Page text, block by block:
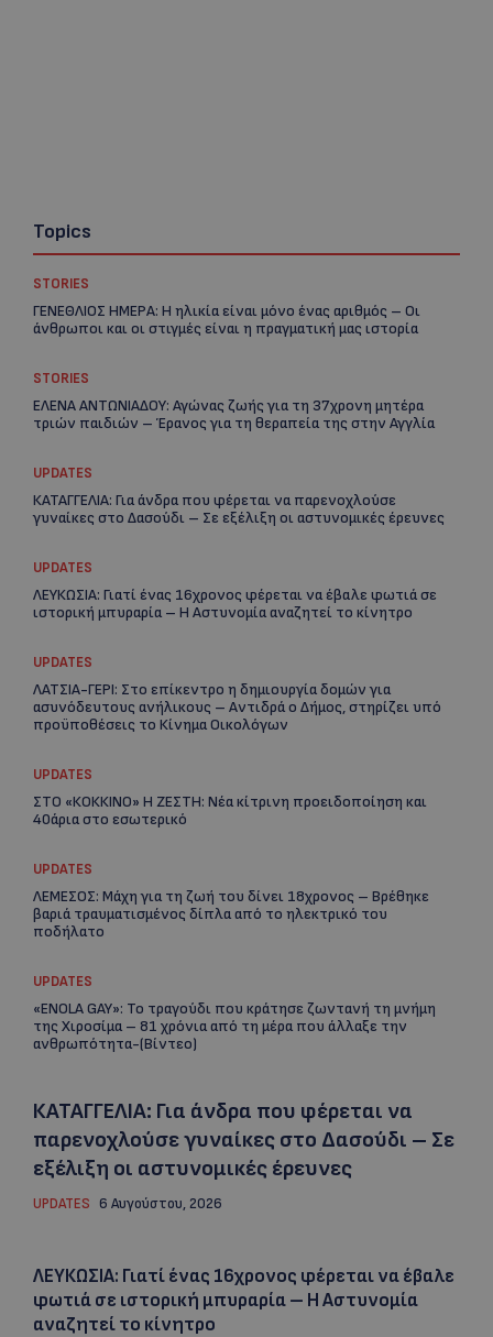
Topics
STORIES
ΓΕΝΕΘΛΙΟΣ ΗΜΕΡΑ: Η ηλικία είναι μόνο ένας αριθμός – Οι
άνθρωποι και οι στιγμές είναι η πραγματική μας ιστορία
STORIES
ΕΛΕΝΑ ΑΝΤΩΝΙΑΔΟΥ: Αγώνας ζωής για τη 37χρονη μητέρα
τριών παιδιών – Έρανος για τη θεραπεία της στην Αγγλία
UPDATES
ΚΑΤΑΓΓΕΛΙΑ: Για άνδρα που φέρεται να παρενοχλούσε
γυναίκες στο Δασούδι – Σε εξέλιξη οι αστυνομικές έρευνες
UPDATES
ΛΕΥΚΩΣΙΑ: Γιατί ένας 16χρονος φέρεται να έβαλε φωτιά σε
ιστορική μπυραρία – Η Αστυνομία αναζητεί το κίνητρο
UPDATES
ΛΑΤΣΙΑ-ΓΕΡΙ: Στο επίκεντρο η δημιουργία δομών για
ασυνόδευτους ανήλικους – Αντιδρά ο Δήμος, στηρίζει υπό
προϋποθέσεις το Κίνημα Οικολόγων
UPDATES
ΣΤΟ «ΚΟΚΚΙΝΟ» Η ΖΕΣΤΗ: Νέα κίτρινη προειδοποίηση και
40άρια στο εσωτερικό
UPDATES
ΛΕΜΕΣΟΣ: Μάχη για τη ζωή του δίνει 18χρονος – Βρέθηκε
βαριά τραυματισμένος δίπλα από το ηλεκτρικό του
ποδήλατο
UPDATES
«ENOLA GAY»: Το τραγούδι που κράτησε ζωντανή τη μνήμη
της Χιροσίμα – 81 χρόνια από τη μέρα που άλλαξε την
ανθρωπότητα-(Bίντεο)
ΚΑΤΑΓΓΕΛΙΑ: Για άνδρα που φέρεται να
παρενοχλούσε γυναίκες στο Δασούδι – Σε
εξέλιξη οι αστυνομικές έρευνες
UPDATES 6 Αυγούστου, 2026
ΛΕΥΚΩΣΙΑ: Γιατί ένας 16χρονος φέρεται να έβαλε
φωτιά σε ιστορική μπυραρία – Η Αστυνομία
αναζητεί το κίνητρο